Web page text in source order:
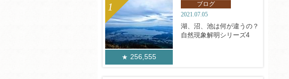
256,555
ブログ
2021.07.05
湖、沼、池は何が違うの？
自然現象解明シリーズ4